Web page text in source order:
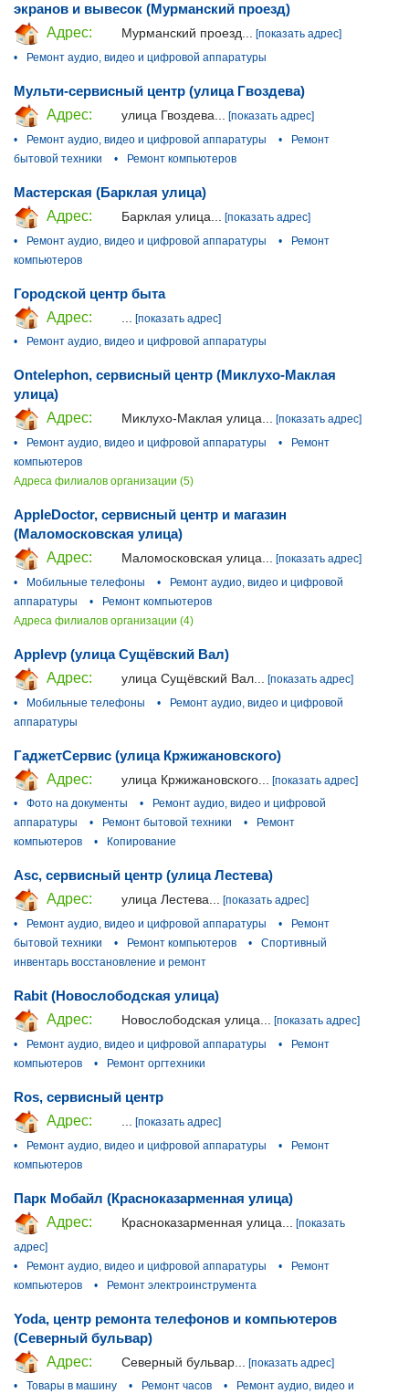
экранов и вывесок (Мурманский проезд)
Адрес:
Мурманский проезд... [показать адрес]
•
Ремонт аудио, видео и цифровой аппаратуры
Мульти-сервисный центр (улица Гвоздева)
Адрес:
улица Гвоздева...
[показать адрес]
•
Ремонт аудио, видео и цифровой аппаратуры •
Ремонт
бытовой техники
• Ремонт компьютеров
Мастерская (Барклая улица)
Адрес:
Барклая улица...
[показать адрес]
•
Ремонт аудио, видео и цифровой аппаратуры •
Ремонт
компьютеров
Городской центр быта
Адрес:
[показать адрес]
•
Ремонт аудио, видео и цифровой аппаратуры
Ontelephon, сервисный центр (Миклухо-Маклая
улица)
Адрес:
Миклухо-Маклая улица... [показать адрес]
•
Ремонт аудио, видео и цифровой аппаратуры •
Ремонт
компьютеров
Адреса филиалов организации (5)
AppleDoctor, сервисный центр и магазин
(Маломосковская улица)
Адрес:
Маломосковская улица...
[показать адрес]
•
Мобильные телефоны •
Ремонт аудио, видео и цифровой
аппаратуры
•
Ремонт компьютеров
Адреса филиалов организации (4)
Applevp (улица Сущёвский Вал)
Адрес:
улица Сущёвский Вал...
[показать адрес]
•
Мобильные телефоны •
Ремонт аудио, видео и цифровой
аппаратуры
ГаджетСервис (улица Кржижановского)
Адрес:
улица Кржижановского...
[показать адрес]
•
Фото на документы •
Ремонт аудио, видео и цифровой
аппаратуры
• Ремонт бытовой техники •
Ремонт
компьютеров
• Копирование
Asc, сервисный центр (улица Лестева)
Адрес:
улица Лестева... [показать адрес]
•
Ремонт аудио, видео и цифровой аппаратуры •
Ремонт
бытовой техники
• Ремонт компьютеров •
Спортивный
инвентарь восстановление и ремонт
Rabit (Новослободская улица)
Адрес:
Новослободская улица... [показать адрес]
•
Ремонт аудио, видео и цифровой аппаратуры •
Ремонт
компьютеров
• Ремонт оргтехники
Ros, cервисный центр
Адрес:
[показать адрес]
•
Ремонт аудио, видео и цифровой аппаратуры •
Ремонт
компьютеров
Парк Мобайл (Красноказарменная улица)
Адрес:
Красноказарменная улица...
[показать
адрес]
•
Ремонт аудио, видео и цифровой аппаратуры •
Ремонт
компьютеров
• Ремонт электроинструмента
Yoda, центр ремонта телефонов и компьютеров
(Северный бульвар)
Адрес:
Северный бульвар...
[показать адрес]
•
Товары в машину • Ремонт часов • Ремонт аудио, видео и